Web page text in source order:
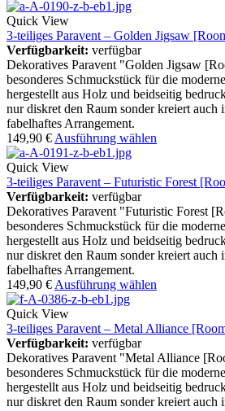
Quick View
3-teiliges Paravent – Golden Jigsaw
Verfügbarkeit: verfügbar
Dekoratives Paravent "Golden Jigsaw
besonderes Schmuckstück für die
hergestellt aus Holz und beidseitig
nur diskret den Raum sonder kreiert auch
fabelhaftes Arrangement.
149,90 € Ausführung wählen
Quick View
3-teiliges Paravent – Futuristic Forest
Verfügbarkeit: verfügbar
Dekoratives Paravent "Futuristic Forest
besonderes Schmuckstück für die
hergestellt aus Holz und beidseitig
nur diskret den Raum sonder kreiert auch
fabelhaftes Arrangement.
149,90 € Ausführung wählen
Quick View
3-teiliges Paravent – Metal Alliance
Verfügbarkeit: verfügbar
Dekoratives Paravent "Metal Alliance
besonderes Schmuckstück für die
hergestellt aus Holz und beidseitig
nur diskret den Raum sonder kreiert auch